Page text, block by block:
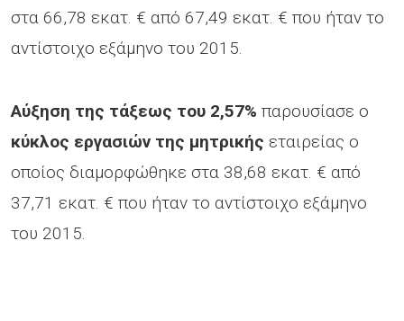
στα 66,78 εκατ. € από 67,49 εκατ. € που ήταν το
αντίστοιχο εξάμηνο του 2015.
Αύξηση της τάξεως του 2,57% παρουσίασε ο
κύκλος εργασιών της μητρικής εταιρείας ο
οποίος διαμορφώθηκε στα 38,68 εκατ. € από
37,71 εκατ. € που ήταν το αντίστοιχο εξάμηνο
του 2015.